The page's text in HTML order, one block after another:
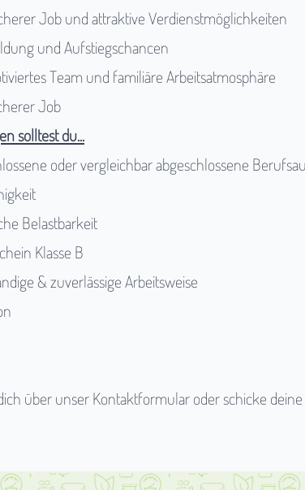
Job und attraktive Verdienstmöglichkeiten
und Aufstiegschancen
Team und familiäre Arbeitsatmosphäre
Job
solltest du...
oder vergleichbar abgeschlossene
Belastbarkeit
Klasse B
& zuverlässige Arbeitsweise
über unserKontaktformularoder schicke